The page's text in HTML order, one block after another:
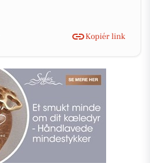
Kopiér link